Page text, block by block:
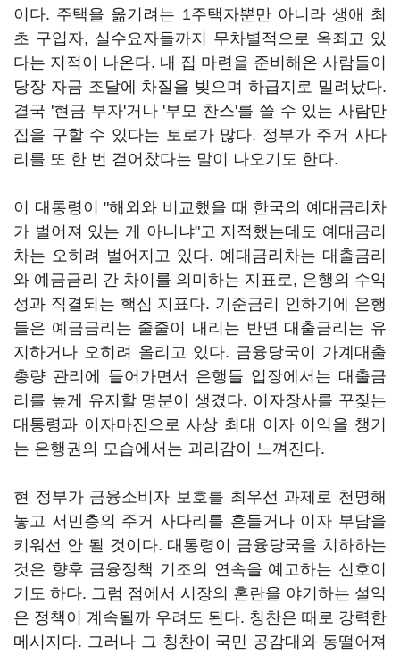
이다. 주택을 옮기려는 1주택자뿐만 아니라 생애 최
초 구입자, 실수요자들까지 무차별적으로 옥죄고 있
다는 지적이 나온다. 내 집 마련을 준비해온 사람들이
당장 자금 조달에 차질을 빚으며 하급지로 밀려났다.
결국 '현금 부자'거나 '부모 찬스'를 쓸 수 있는 사람만
집을 구할 수 있다는 토로가 많다. 정부가 주거 사다
리를 또 한 번 걷어찼다는 말이 나오기도 한다.
이 대통령이 "해외와 비교했을 때 한국의 예대금리차
가 벌어져 있는 게 아니냐"고 지적했는데도 예대금리
차는 오히려 벌어지고 있다. 예대금리차는 대출금리
와 예금금리 간 차이를 의미하는 지표로, 은행의 수익
성과 직결되는 핵심 지표다. 기준금리 인하기에 은행
들은 예금금리는 줄줄이 내리는 반면 대출금리는 유
지하거나 오히려 올리고 있다. 금융당국이 가계대출
총량 관리에 들어가면서 은행들 입장에서는 대출금
리를 높게 유지할 명분이 생겼다. 이자장사를 꾸짖는
대통령과 이자마진으로 사상 최대 이자 이익을 챙기
는 은행권의 모습에서는 괴리감이 느껴진다.
현 정부가 금융소비자 보호를 최우선 과제로 천명해
놓고 서민층의 주거 사다리를 흔들거나 이자 부담을
키워선 안 될 것이다. 대통령이 금융당국을 치하하는
것은 향후 금융정책 기조의 연속을 예고하는 신호이
기도 하다. 그럼 점에서 시장의 혼란을 야기하는 설익
은 정책이 계속될까 우려도 된다. 칭찬은 때로 강력한
메시지다. 그러나 그 칭찬이 국민 공감대와 동떨어져